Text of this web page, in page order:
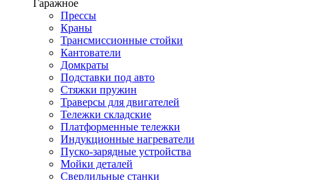
Гаражное
Прессы
Краны
Трансмиссионные стойки
Кантователи
Домкраты
Подставки под авто
Стяжки пружин
Траверсы для двигателей
Тележки складские
Платформенные тележки
Индукционные нагреватели
Пуско-зарядные устройства
Мойки деталей
Сверлильные станки